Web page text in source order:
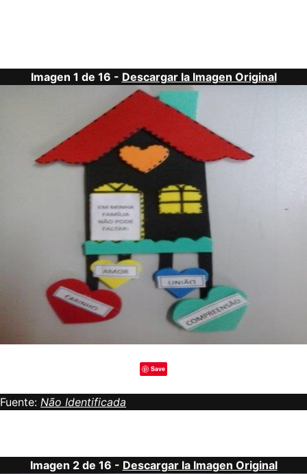
Imagen 1 de 16 - Descargar la Imagen Original
Save
Fuente: Não Identificada
Imagen 2 de 16 - Descargar la Imagen Original